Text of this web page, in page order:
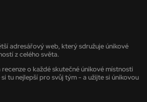
adresářový web, který sdružuje únikové
z celého světa.
o každé skutečné únikové místnosti
tu nejlepší pro svůj tým - a užijte si únikovou